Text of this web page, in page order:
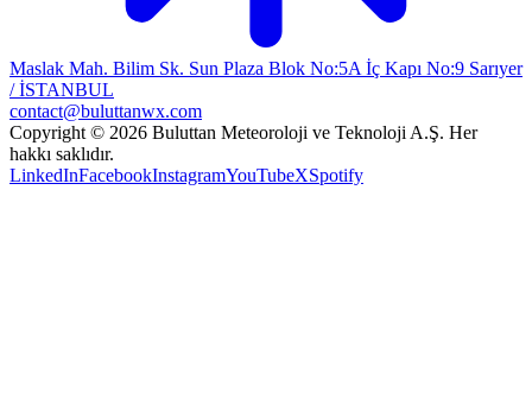
Maslak Mah. Bilim Sk. Sun Plaza Blok No:5A İç Kapı No:9 Sarıyer
/ İSTANBUL
contact@buluttanwx.com
Copyright © 2026 Buluttan Meteoroloji ve Teknoloji A.Ş. Her
hakkı saklıdır.
LinkedInFacebookInstagramYouTubeXSpotify